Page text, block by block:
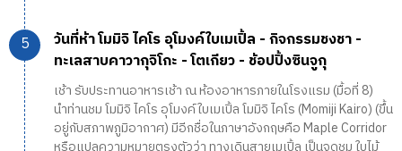
วันที่ห้า โมมิจิ ไคโร อุโมงค์ใบเมเปิ้ล - กิจกรรมชงชา -
ทะเลสาบคาวากุจิโกะ - โตเกียว - ช้อปปิ้งซินจูกุ
เช้า รับประทานอาหารเช้า ณ ห้องอาหารภายในโรงแรม (มื้อที่ 8)
นำท่านชม โมมิจิ ไคโร อุโมงค์ใบเมเปิ้ล โมมิจิ ไคโร (Momiji Kairo) (ขึ้น
อยู่กับสภาพภูมิอากาศ) มีอีกชื่อในภาษาอังกฤษคือ Maple Corridor